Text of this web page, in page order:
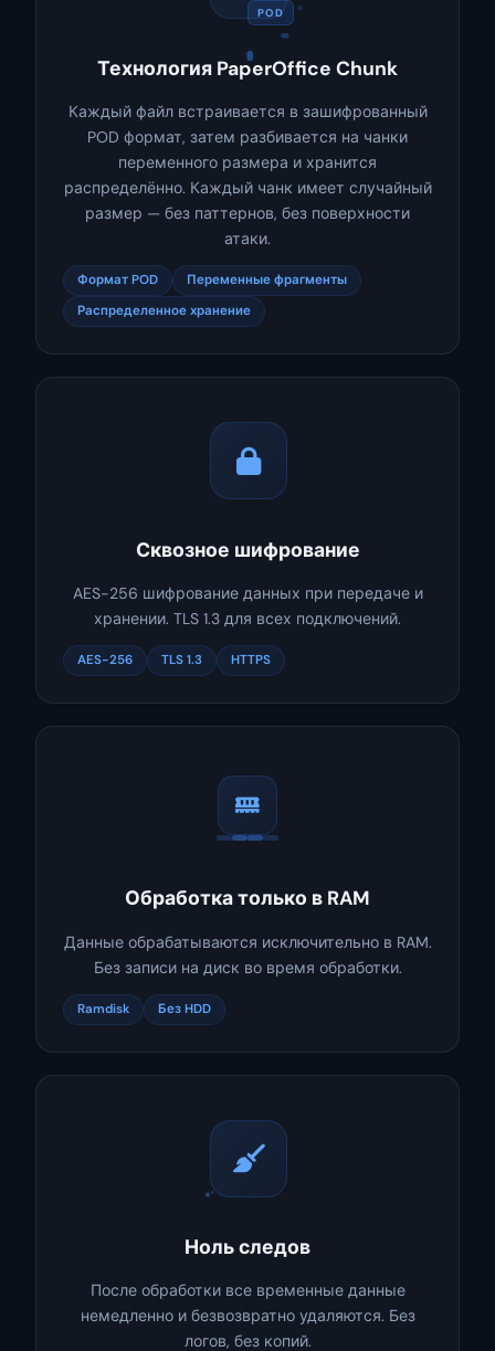
POD
Технология PaperOffice Chunk
Каждый файл встраивается в зашифрованный
POD формат, затем разбивается на чанки
переменного размера и хранится
распределённо. Каждый чанк имеет случайный
размер — без паттернов, без поверхности
атаки.
Формат POD
Переменные фрагменты
Распределенное хранение
Сквозное шифрование
AES-256 шифрование данных при передаче и
хранении. TLS 1.3 для всех подключений.
AES-256 TLS 1.3 HTTPS
Обработка только в RAM
Данные обрабатываются исключительно в RAM.
Без записи на диск во время обработки.
Ramdisk Без HDD
Ноль следов
После обработки все временные данные
немедленно и безвозвратно удаляются. Без
логов, без копий.